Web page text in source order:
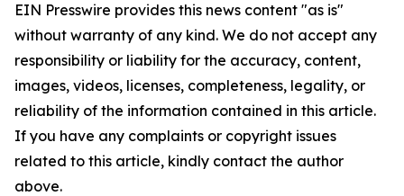
EIN Presswire provides this news content "as is"
without warranty of any kind. We do not accept any
responsibility or liability for the accuracy, content,
images, videos, licenses, completeness, legality, or
reliability of the information contained in this article.
If you have any complaints or copyright issues
related to this article, kindly contact the author
above.